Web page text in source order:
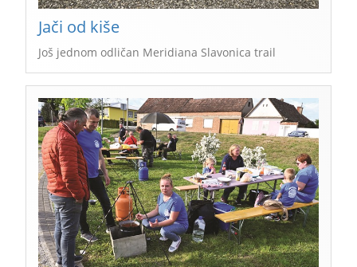
Jači od kiše
Još jednom odličan Meridiana Slavonica trail